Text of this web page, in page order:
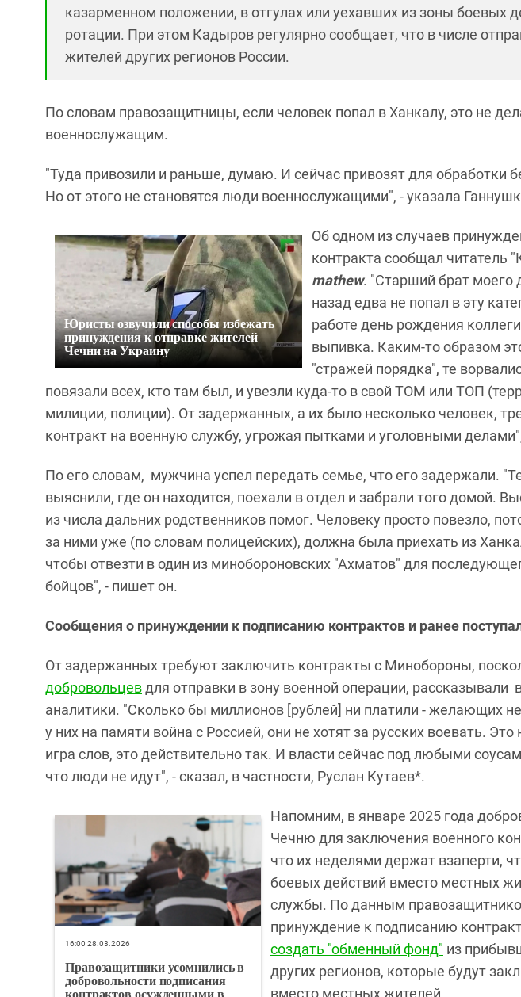
казарменном положении, в отгулах или уехавших из зоны боевых
ротации. При этом Кадыров регулярно сообщает, что в числе
жителей других регионов России.
По словам правозащитницы, если человек попал в Ханкалу, это не
военнослужащим.
"Туда привозили и раньше, думаю. И сейчас привозят для обработки
Но от этого не становятся люди военнослужащими", - указала
Юристы озвучили способы избежать
принуждения к отправке жителей
Чечни на Украину
Об одном из случаев
контракта сообщал читатель
mathew. "Старший брат моего
назад едва не попал в эту
работе день рождения
выпивка. Каким-то образом
"стражей порядка", те
повязали всех, кто там был, и увезли куда-то в свой ТОМ или ТОП
милиции, полиции). От задержанных, а их было несколько человек,
контракт на военную службу, угрожая пытками и уголовными
По его словам, мужчина успел передать семье, что его задержали.
выяснили, где он находится, поехали в отдел и забрали того домой.
из числа дальних родственников помог. Человеку просто повезло,
за ними уже (по словам полицейских), должна была приехать из
чтобы отвезти в один из минобороновских "Ахматов" для
бойцов", - пишет он.
Сообщения о принуждении к подписанию контрактов и ранее
От задержанных требуют заключить контракты с Минобороны,
добровольцевдля отправки в зону военной операции, рассказывали
аналитики. "Сколько бы миллионов [рублей] ни платили - желающих
у них на памяти война с Россией, они не хотят за русских воевать. Это
игра слов, это действительно так. И власти сейчас под любыми
что люди не идут", - сказал, в частности, Руслан Кутаев*.
16:00 28.03.2026
Правозащитники усомнились в
добровольности подписания
Напомним, в январе 2025 года
Чечню для заключения военного
что их неделями держат взаперти,
боевых действий вместо местных
службы. По данным
принуждение к подписанию
создать "обменный фонд" из
других регионов, которые будут
вместо местных жителей.